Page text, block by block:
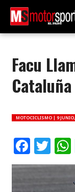
Facu
Cataluña
MOTOCICLISMO | 9